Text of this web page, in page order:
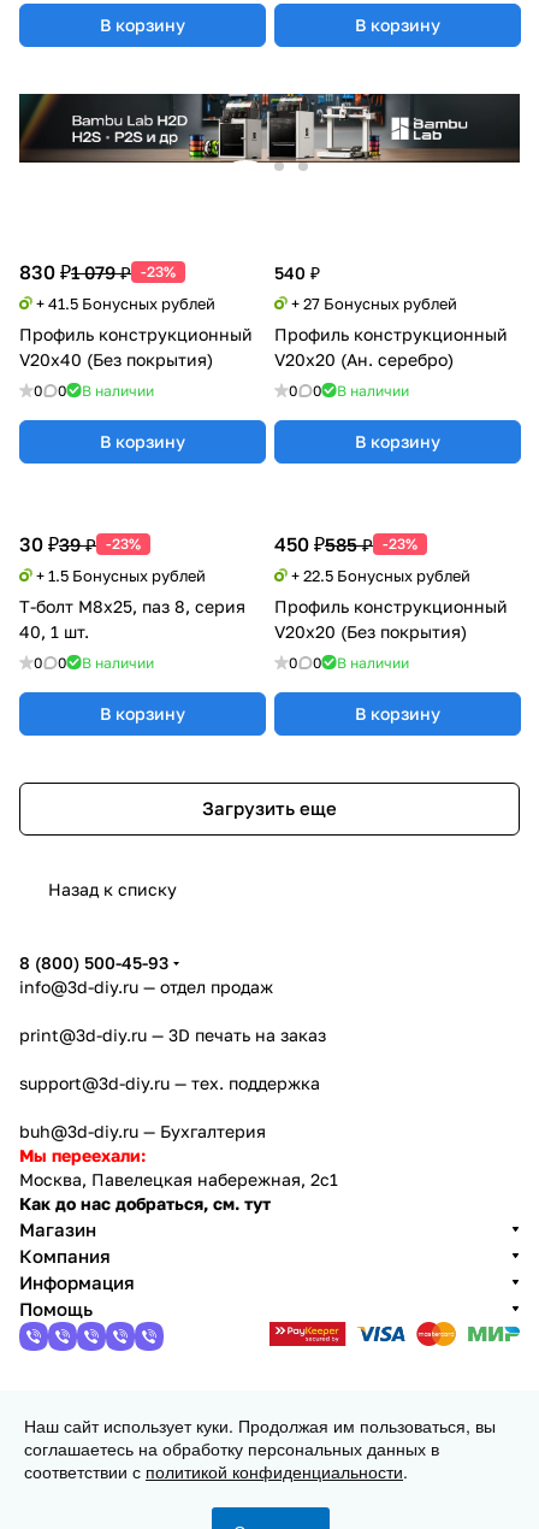
В корзину В корзину
830 ₽1 079 ₽ -23%
+ 41.5 Бонусных рублей
Профиль конструкционный
V20х40 (Без покрытия)
0 0 В наличии
В корзину
540 ₽
+ 27 Бонусных рублей
Профиль конструкционный
V20х20 (Ан. серебро)
0 0 В наличии
В корзину
30 ₽39 ₽ -23%
+ 1.5 Бонусных рублей
Т-болт М8х25, паз 8, серия
40, 1 шт.
0 0 В наличии
В корзину
450 ₽585 ₽ -23%
+ 22.5 Бонусных рублей
Профиль конструкционный
V20х20 (Без покрытия)
0 0 В наличии
В корзину
Загрузить еще
Назад к списку
8 (800) 500-45-93
info@3d-diy.ru — отдел продаж
print@3d-diy.ru — 3D печать на заказ
support@3d-diy.ru — тех. поддержка
buh@3d-diy.ru — Бухгалтерия
Мы переехали:
Москва, Павелецкая набережная, 2с1
Как до нас добраться, см. тут
Магазин
Компания
Информация
Помощь
комплектующих для 3D принтеров, ЧПУ станков и
робототехники
КонфиденциальностьОферта
Наш сайт использует куки. Продолжая им пользоваться, вы
соглашаетесь на обработку персональных данных в
соответствии с политикой конфиденциальности.